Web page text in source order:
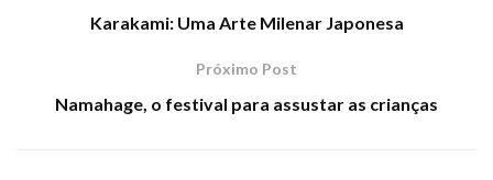
Karakami: Uma Arte Milenar Japonesa
Próximo Post
Namahage, o festival para assustar as crianças